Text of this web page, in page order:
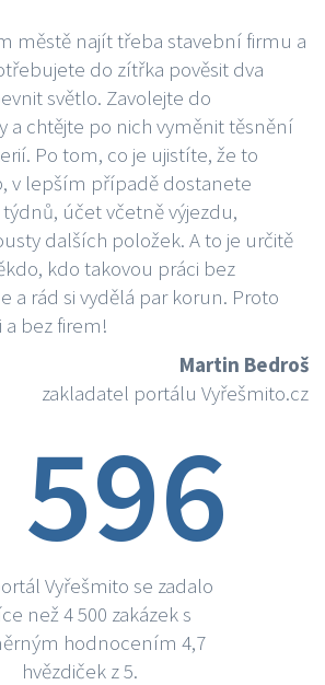
městě najít třeba stavební firmu a
do zítřka pověsit dva
světlo. Zavolejte do
a chtějte po nich vyměnit těsnění
Po tom, co je ujistíte, že to
v lepším případě dostanete
účet včetně výjezdu,
dalších položek. A to je určitě
kdo takovou práci bez
a rád si vydělá par korun. Proto
a bez firem!
Martin Bedroš
zakladatel portálu Vyřešmito.cz
Vyřešmito se zadalo
než 4 500 zakázek s
hodnocením 4,7
hvězdiček z 5.